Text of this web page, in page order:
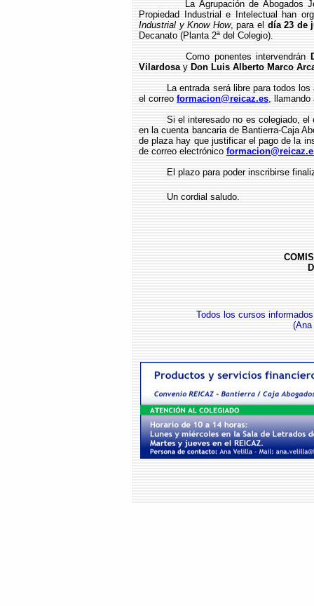
La Agrupación de Abogados
Propiedad Industrial e Intelectual han
Industrial y Know How, para el día 23 de
Decanato (Planta 2ª del Colegio).
Como ponentes intervendrán
Vilardosay Don Luis Alberto Marco
La entrada será libre para todos los
el correo formacion@reicaz.es, llamando
Si el interesado no es colegiado, el
en la cuenta bancaria de Bantierra-Caja
de plaza hay que justificar el pago de la
de correo electrónico
El plazo para poder inscribirse
Un cordial saludo.
Todos los cursos
(Ana